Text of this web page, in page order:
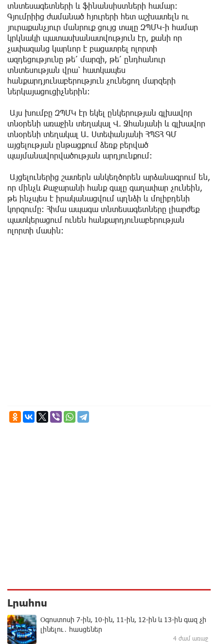
տնտեսագետների և ֆինանսիստների համար:
Գյումրիից ժամանած հյուրերի հետ աշխատելն ու
յուրաքանչյուր մանրուք ցույց տալը ԶՊՄԿ-ի համար
կրկնակի պատասխանատվություն էր, քանի որ
չափազանց կարևոր է բացատրել ոլորտի
ազդեցությունը թե՛ մարզի, թե՛ ընդհանուր
տնտեսության վրա՝ հատկապես
հանքարդյունաբերություն չունեցող մարզերի
ներկայացուցիչներին:
Այս խումբը ԶՊՄԿ էր եկել ընկերության գլխավոր
տնօրենի առաջին տեղակալ Վ. Ջհանյանի և գլխավոր
տնօրենի տեղակալ Ա. Ստեփանյանի ՀՊՏՀ ԳՄ
այցելության ընթացքում ձեռք բերված
պայմանավորվածության արդյունքում:
Այցելուներից շատերն անկեղծորեն արձանագրում են,
որ մինչև Քաջարանի հանք գալը գաղափար չունեին,
թե ինչպես է իրականացվում պղնձի և մոլիբդենի
կորզումը: Հիմա ապագա տնտեսագետները լիարժեք
պատկերացում ունեն հանքարդյունաբերության
ոլորտի մասին:
Լրահոս
Օգոստոսի 7-ին, 10-ին, 11-ին, 12-ին և 13-ին գազ չի
լինելու․ հասցեներ
4 ժամ առաջ